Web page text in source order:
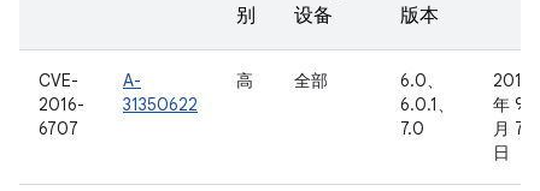
别
设备
版本
CVE-
2016-
6707
A-
31350622
高 全部
6.0、
6.0.1、
7.0
2016
年 9
月 7
日